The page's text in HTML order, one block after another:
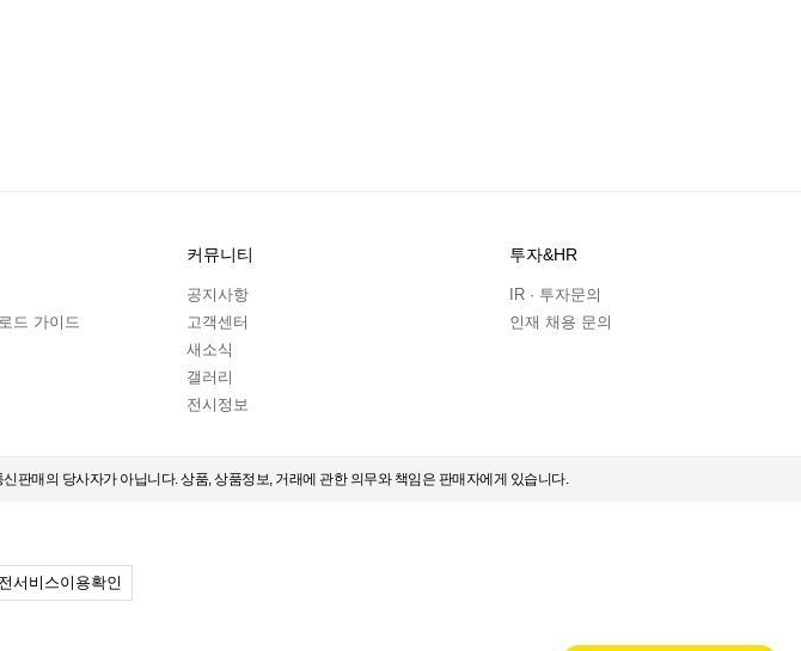
드 가이드
커뮤니티
공지사항
고객센터
새소식
갤러리
전시정보
투자&HR
IR · 투자문의
인재 채용 문의
판매의 당사자가 아닙니다. 상품, 상품정보, 거래에 관한 의무와 책임은 판매자에게 있습니다.
서비스이용확인